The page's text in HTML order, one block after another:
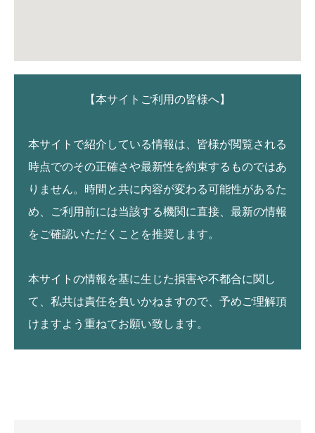
【本サイトご利用の皆様へ】
本サイトで紹介している情報は、皆様が閲覧される
時点でのその正確さや最新性を約束するものではあ
りません。時間と共に内容が変わる可能性があるた
め、ご利用前には当該する機関に直接、最新の情報
をご確認いただくことを推奨します。
本サイトの情報を基に生じた損害や不都合に関し
て、私共は責任を負いかねますので、予めご理解頂
けますよう重ねてお願い致します。